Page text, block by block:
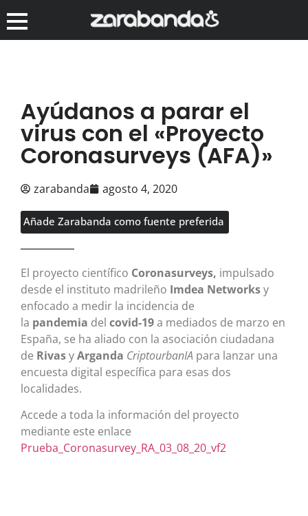
Ayúdanos a parar el
virus con el «Proyecto
Coronasurveys (AFA)»
zarabanda agosto 4, 2020
Añade Zarabanda como fuente preferida
El proyecto científico Coronasurveys, impulsado
desde el instituto madrileño Imdea Networksy
enfocado a medir la incidencia de
la pandemia del covid-19a mediados de marzo en
España, se ha aliado con la asociación ciudadana
de RivasyArganda CriptourbanIA para lanzar una
encuesta digital específica para esas dos
localidades.
Accede a toda la información del proyecto
mediante este enlace
Prueba_Coronasurvey_RA_03_08_20_vf2